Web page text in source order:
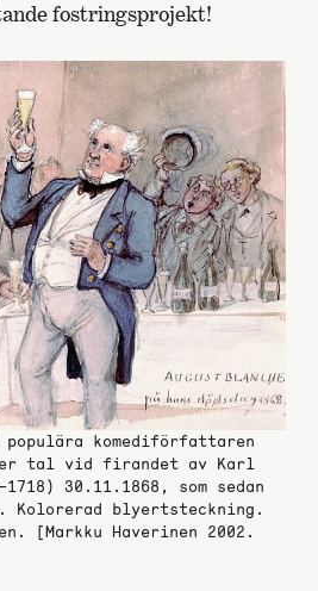
fostringsprojekt!
komediförfattaren
tal vid firandet av Karl
30.11.1868, som sedan
Kolorerad blyertsteckning.
[Markku Haverinen 2002.